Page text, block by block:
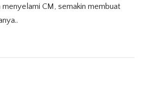
menyelami CM, semakin membuat